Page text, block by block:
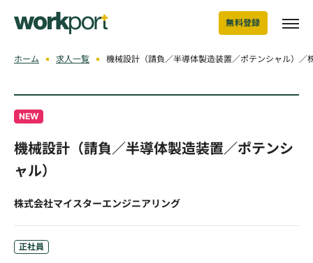
無料登録
ホーム 求人一覧 機械設計（請負／半導体製造装置／ポテンシャル）／
NEW
機械設計（請負／半導体製造装置／ポテンシ
ャル）
株式会社マイスターエンジニアリング
正社員